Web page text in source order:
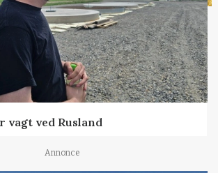
vagt ved Rusland
Annonce